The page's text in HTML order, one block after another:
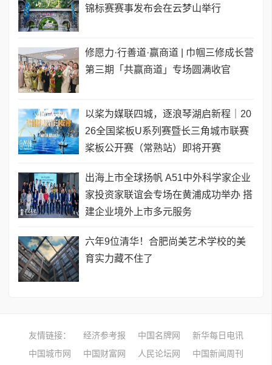
锦标赛赛事发布会在云梦山举行
修愿力·行善道·赢商道 | 巾帼三修成长营
第三期「共赢商道」专场圆满收官
以桨为媒联四城，逐浪琴湖启新程｜20
26全国桨板U系列赛暨长三角城市联赛
桨板公开赛（常熟站）即将开赛
出海上市全球扬帆 A51中外科学家企业
家投资家联谊会专场在黄浦成功举办 搭
建企业境外上市多元服务
六年9位清华！合肥尚美艺术学校的美
育实力藏不住了
友情链接： 经济参考报 中国名牌网
新华每日电讯
中国城市网
中国财富网 人民论坛网 中国新闻周刊